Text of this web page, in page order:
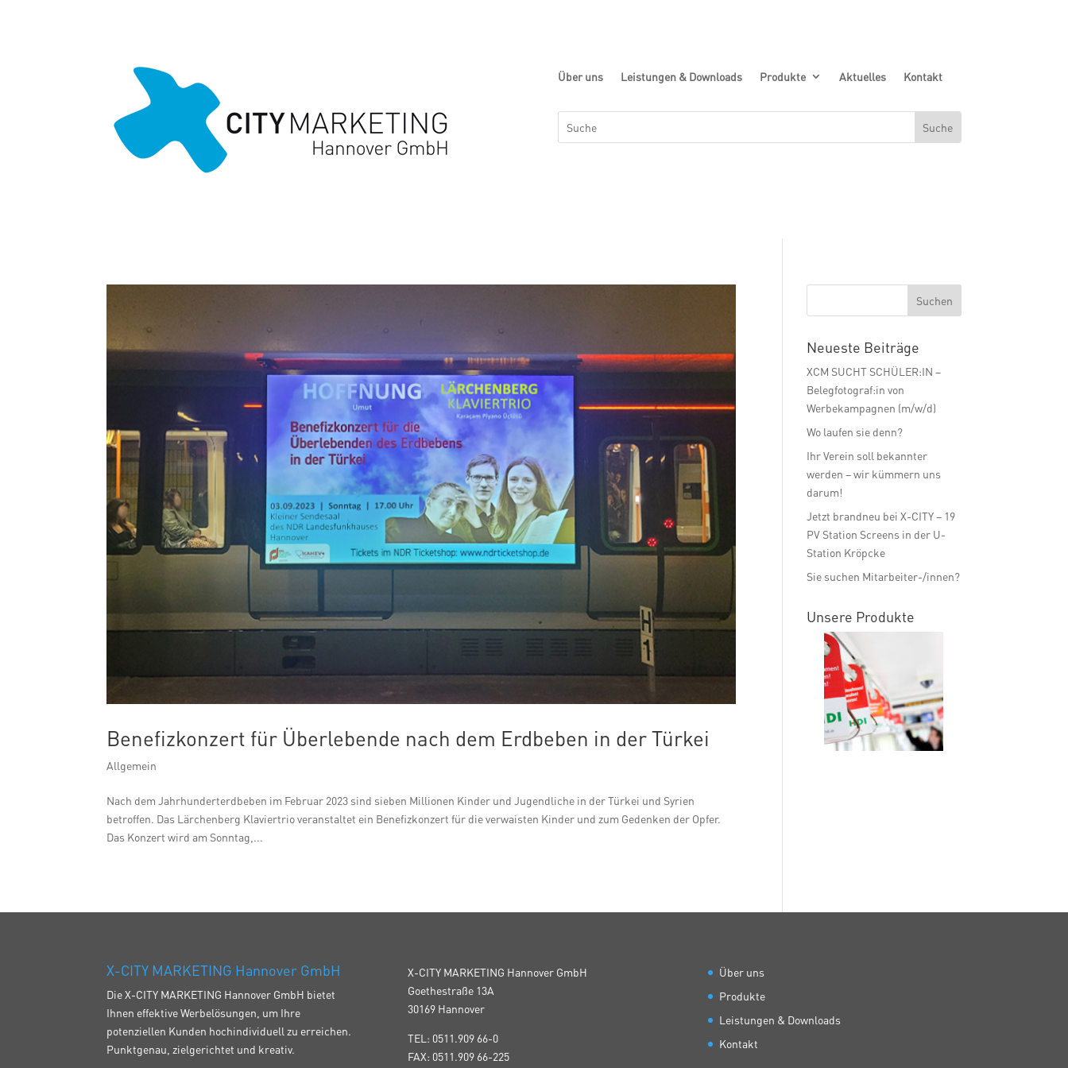
Über uns Leistungen & Downloads Produkte Aktuelles Kontakt
Benefizkonzert für Überlebende nach dem Erdbeben in der Türkei
Allgemein
Nach dem Jahrhunderterdbeben im Februar 2023 sind sieben Millionen Kinder und Jugendliche in der Türkei und Syrien
betroffen. Das Lärchenberg Klaviertrio veranstaltet ein Benefizkonzert für die verwaisten Kinder und zum Gedenken der Opfer.
Das Konzert wird am Sonntag,...
Neueste Beiträge
XCM SUCHT SCHÜLER:IN –
Belegfotograf:in von
Werbekampagnen (m/w/d)
Wo laufen sie denn?
Ihr Verein soll bekannter
werden – wir kümmern uns
darum!
Jetzt brandneu bei X-CITY – 19
PV Station Screens in der U-
Station Kröpcke
Sie suchen Mitarbeiter-/innen?
Unsere Produkte
X-CITY MARKETING Hannover GmbH
Die X-CITY MARKETING Hannover GmbH bietet
Ihnen effektive Werbelösungen, um Ihre
potenziellen Kunden hochindividuell zu erreichen.
Punktgenau, zielgerichtet und kreativ.
X-CITY MARKETING Hannover GmbH
Goethestraße 13A
30169 Hannover
TEL: 0511.909 66-0
FAX: 0511.909 66-225
Über uns
Produkte
Leistungen & Downloads
Kontakt